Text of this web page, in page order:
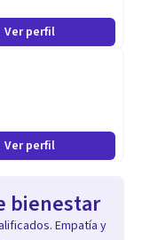
Ver perfil
Ver perfil
bienestar
Empatía y